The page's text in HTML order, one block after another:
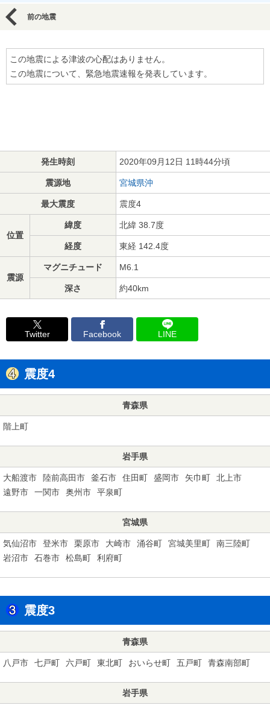
前の地震
この地震による津波の心配はありません。
この地震について、緊急地震速報を発表しています。
発生時刻 2020年09月12日 11時44分頃
震源地 宮城県沖
最大震度 震度4
位置
緯度 北緯 38.7度
経度 東経 142.4度
震源
マグニチュード M6.1
深さ 約40km
Twitter Facebook LINE
震度4
青森県
階上町
岩手県
大船渡市 陸前高田市 釜石市 住田町 盛岡市 矢巾町
北上市
遠野市
一関市 奥州市 平泉町
宮城県
気仙沼市 登米市 栗原市 大崎市 涌谷町 宮城美里町
南三陸町
岩沼市
石巻市 松島町 利府町
震度3
青森県
八戸市 七戸町 六戸町 東北町 おいらせ町 五戸町 青森南部町
岩手県